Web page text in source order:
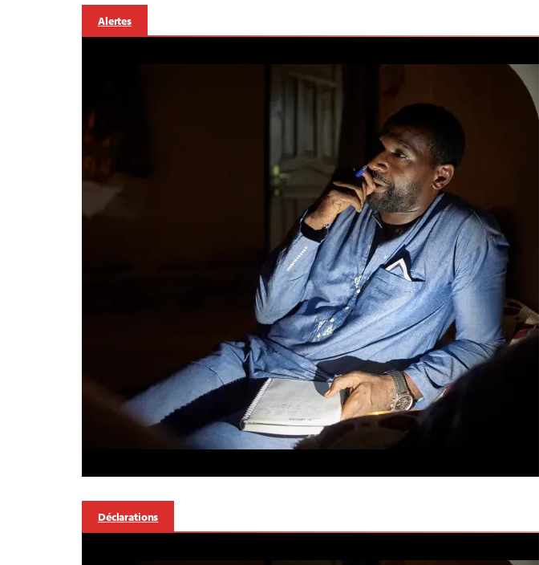
Alertes
Déclarations